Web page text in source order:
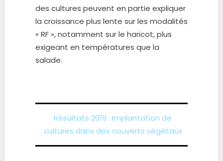
des cultures peuvent en partie expliquer
la croissance plus lente sur les modalités
« RF », notamment sur le haricot, plus
exigeant en températures que la
salade.
Résultats 2019 : Implantation de
cultures dans des couverts végétaux